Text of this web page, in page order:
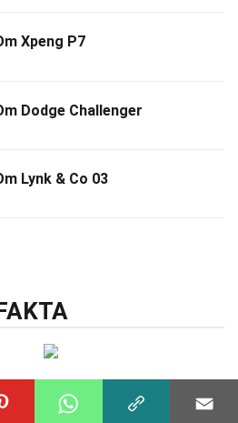
Xpeng P7
Dodge Challenger
Lynk & Co 03